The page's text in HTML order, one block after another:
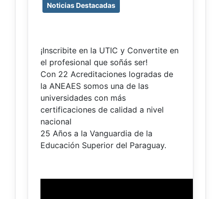
Noticias Destacadas
¡Inscribite en la UTIC y Convertite en
el profesional que soñás ser!
Con 22 Acreditaciones logradas de
la ANEAES somos una de las
universidades con más
certificaciones de calidad a nivel
nacional
25 Años a la Vanguardia de la
Educación Superior del Paraguay.